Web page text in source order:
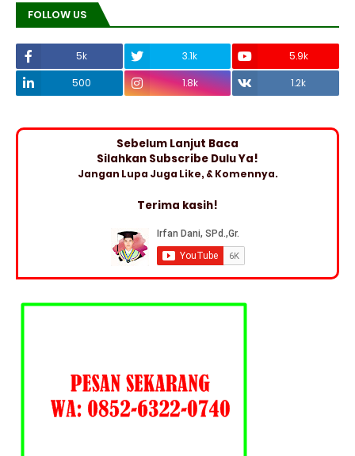
FOLLOW US
5k 3.1k
5.9k
500
1.8k 1.2k
Sebelum Lanjut Baca
Silahkan Subscribe Dulu Ya!
Jangan Lupa Juga Like, & Komennya.
Terima kasih!